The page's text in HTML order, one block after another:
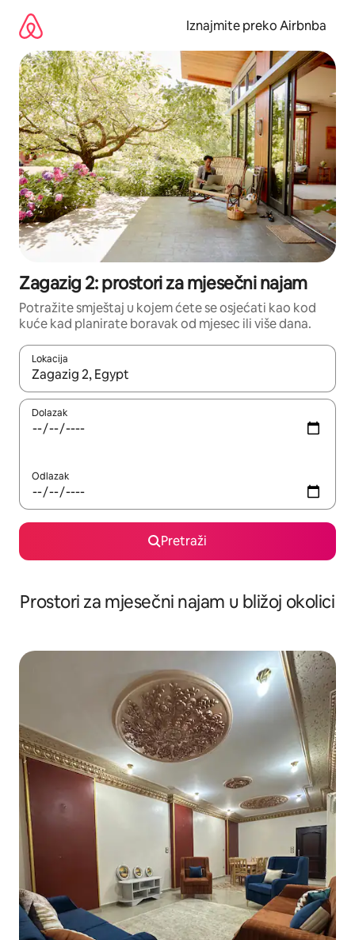
sadržaj
Iznajmite preko Airbnba
Zagazig 2: prostori za mjesečni najam
Potražite smještaj u kojem ćete se osjećati kao kod
kuće kad planirate boravak od mjesec ili više dana.
Lokacija
Kada budu dostupni rezultati, moći ćete ih pregledati
Dolazak
Odlazak
Pretraži
Prostori za mjesečni najam u bližoj okolici